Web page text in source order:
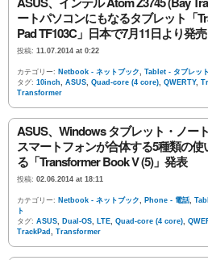
ートパソコンにもなるタブレット「
Pad TF103C」日本で7月11日より発売
投稿: 11.07.2014 at 0:22
カテゴリー: Netbook - ネットブック, Tablet - タブレット
タグ: 10inch, ASUS, Quad-core (4 core), QWERTY,
Transformer
ASUS、Windows タブレット・ノー
スマートフォンが合体する5種類の使
る「Transformer Book V (5)」発表
投稿: 02.06.2014 at 18:11
カテゴリー: Netbook - ネットブック, Phone - 電話,
ト
タグ: ASUS, Dual-OS, LTE, Quad-core (4 core),
TrackPad , Transformer